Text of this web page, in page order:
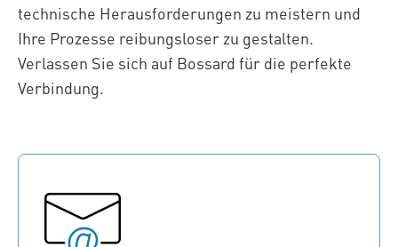
technische Herausforderungen zu meistern und
Ihre Prozesse reibungsloser zu gestalten.
Verlassen Sie sich auf Bossard für die perfekte
Verbindung.